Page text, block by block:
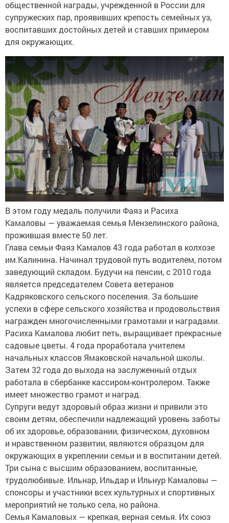
общественной награды, учрежденной в России для
супружеских пар, проявивших крепость семейных уз,
воспитавших достойных детей и ставших примером
для окружающих.
В этом году медаль получили Фаяз и Расиха
Камаловы — уважаемая семья Мензелинского района,
прожившая вместе 50 лет.
Глава семьи Фаяз Камалов 43 года работал в колхозе
им.Калинина. Начинал трудовой путь водителем, потом
заведующий складом. Будучи на пенсии, с 2010 года
является председателем Совета ветеранов
Кадряковского сельского поселения. За большие
успехи в сфере сельского хозяйства и продовольствия
награжден многочисленными грамотами и наградами.
Расиха Камалова любит петь, выращивает прекрасные
садовые цветы. 4 года проработала учителем
начальных классов Ямаковской начальной школы.
Затем 32 года до выхода на заслуженный отдых
работала в сбербанке кассиром-контролером. Также
имеет множество грамот и наград.
Супруги ведут здоровый образ жизни и привили это
своим детям, обеспечили надлежащий уровень заботы
об их здоровье, образовании, физическом, духовном
и нравственном развитии, являются образцом для
окружающих в укреплении семьи и в воспитании детей.
Три сына с высшим образованием, воспитанные,
трудолюбивые. Ильнар, Ильдар и Ильнур Камаловы —
спонсоры и участники всех культурных и спортивных
мероприятий не только села, но района.
Семья Камаловых — крепкая, верная семья. Их союз